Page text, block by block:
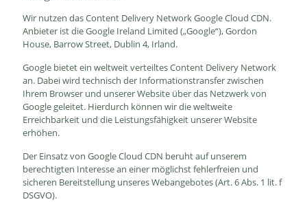
Wir nutzen das Content Delivery Network Google Cloud CDN.
Anbieter ist die Google Ireland Limited („Google“), Gordon
House, Barrow Street, Dublin 4, Irland.
Google bietet ein weltweit verteiltes Content Delivery Network
an. Dabei wird technisch der Informationstransfer zwischen
Ihrem Browser und unserer Website über das Netzwerk von
Google geleitet. Hierdurch können wir die weltweite
Erreichbarkeit und die Leistungsfähigkeit unserer Website
erhöhen.
Der Einsatz von Google Cloud CDN beruht auf unserem
berechtigten Interesse an einer möglichst fehlerfreien und
sicheren Bereitstellung unseres Webangebotes (Art. 6 Abs. 1 lit. f
DSGVO).